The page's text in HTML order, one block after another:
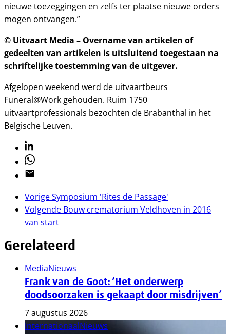
nieuwe toezeggingen en zelfs ter plaatse nieuwe orders
mogen ontvangen.”
© Uitvaart Media – Overname van artikelen of
gedeelten van artikelen is uitsluitend toegestaan na
schriftelijke toestemming van de uitgever.
Afgelopen weekend werd de uitvaartbeurs
Funeral@Work gehouden. Ruim 1750
uitvaartprofessionals bezochten de Brabanthal in het
Belgische Leuven.
Linkedin
Whatsapp
Email
VorigeSymposium 'Rites de Passage'
Volgende Bouw crematorium Veldhoven in 2016
van start
Gerelateerd
MediaNieuws
Frank van de Goot: ‘Het onderwerp
doodsoorzaken is gekaapt door misdrijven’
7 augustus 2026
InternationaalNieuws